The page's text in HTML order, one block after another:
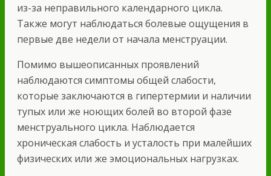
из-за неправильного календарного цикла.
Также могут наблюдаться болевые ощущения в
первые две недели от начала менструации.
Помимо вышеописанных проявлений
наблюдаются симптомы общей слабости,
которые заключаются в гипертермии и наличии
тупых или же ноющих болей во второй фазе
менструального цикла. Наблюдается
хроническая слабость и усталость при малейших
физических или же эмоциональных нагрузках.